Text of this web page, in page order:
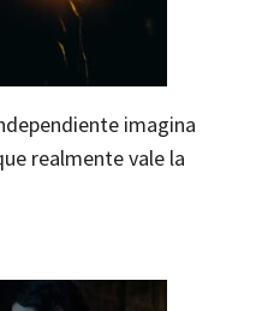
imagina
realmente vale la